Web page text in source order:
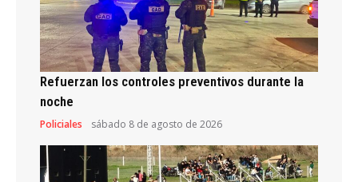
Refuerzan los controles preventivos durante la
noche
Policiales sábado 8 de agosto de 2026